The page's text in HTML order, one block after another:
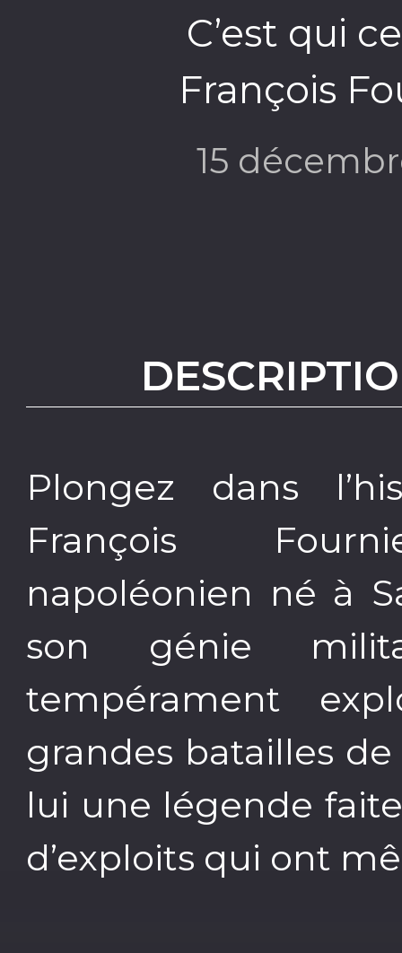
C’est qui
François
15
Plongez dans
François
napoléonien né à
son génie
tempérament
grandes batailles de
lui une légende
d’exploits qui ont